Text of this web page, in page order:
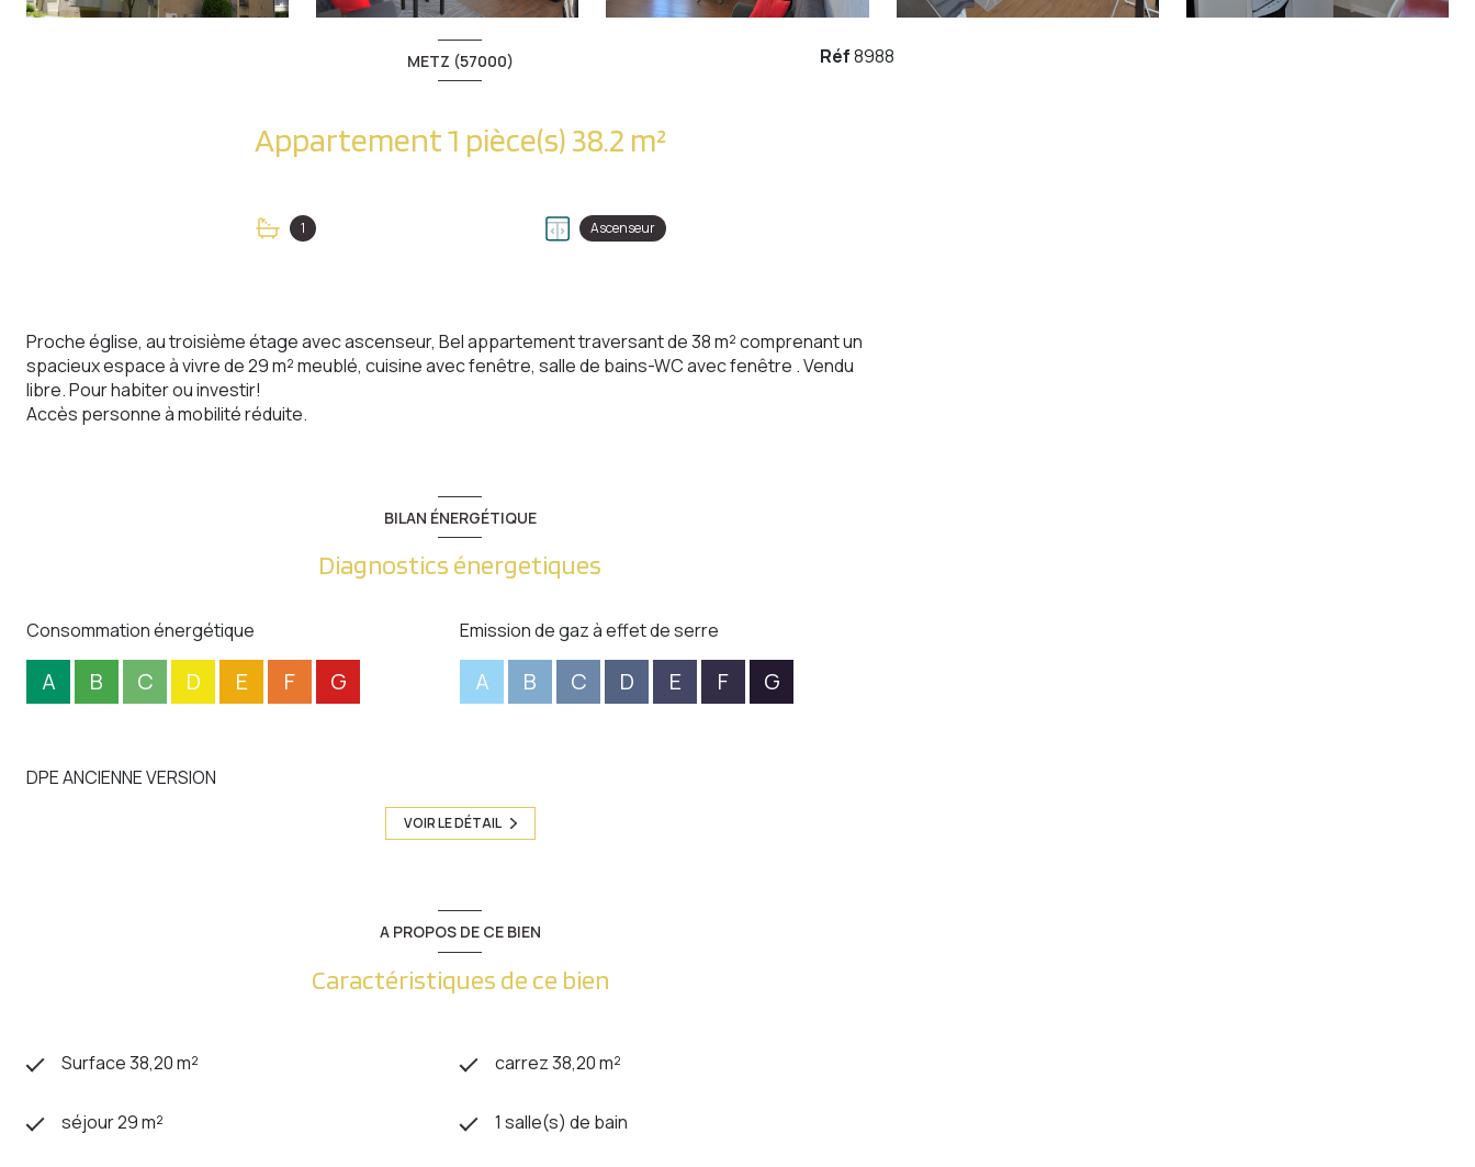
METZ (57000)
Appartement 1 pièce(s) 38.2 m²
1 Ascenseur
Réf8988
Proche église, au troisième étage avec ascenseur, Bel appartement traversant de 38 m² comprenant un
spacieux espace à vivre de 29 m² meublé, cuisine avec fenêtre, salle de bains-WC avec fenêtre . Vendu
libre. Pour habiter ou investir!
Accès personne à mobilité réduite.
BILAN ÉNERGÉTIQUE
Diagnostics énergetiques
Consommation énergétique
A B C D E F G
Emission de gaz à effet de serre
A B C D E F G
DPE ANCIENNE VERSION
VOIR LE DÉTAIL
A PROPOS DE CE BIEN
Caractéristiques de ce bien
Surface 38,20 m² carrez 38,20 m²
séjour 29 m² 1 salle(s) de bain